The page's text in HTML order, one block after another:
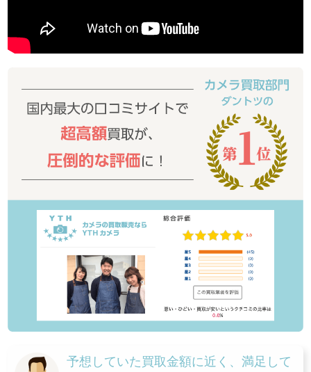
予想していた買取金額に近く、満足して